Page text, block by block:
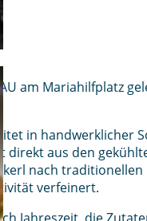
AU am Mariahilfplatz
in handwerklicher
direkt aus den
nach
verfeinert.